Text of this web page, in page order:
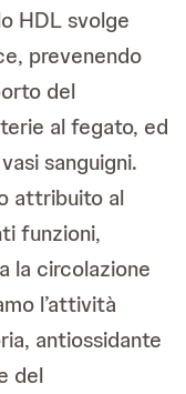
HDL svolge
prevenendo
del
al fegato, ed
sanguigni.
attribuito al
funzioni,
la circolazione
l’attività
antiossidante
del